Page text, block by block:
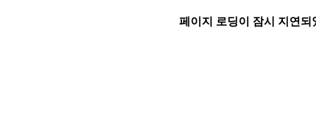
페이지 로딩이 잠시 지연